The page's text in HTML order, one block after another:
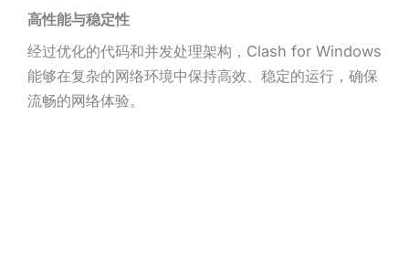
高性能与稳定性
经过优化的代码和并发处理架构，Clash for Windows
能够在复杂的网络环境中保持高效、稳定的运行，确保
流畅的网络体验。